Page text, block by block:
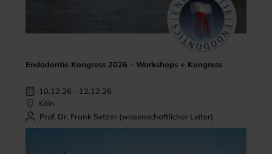
Endodontie Kongress 2026 - Workshops + Kongress
10.12.26 - 12.12.26
Köln
Prof. Dr. Frank Setzer (wissenschaftlicher Leiter)